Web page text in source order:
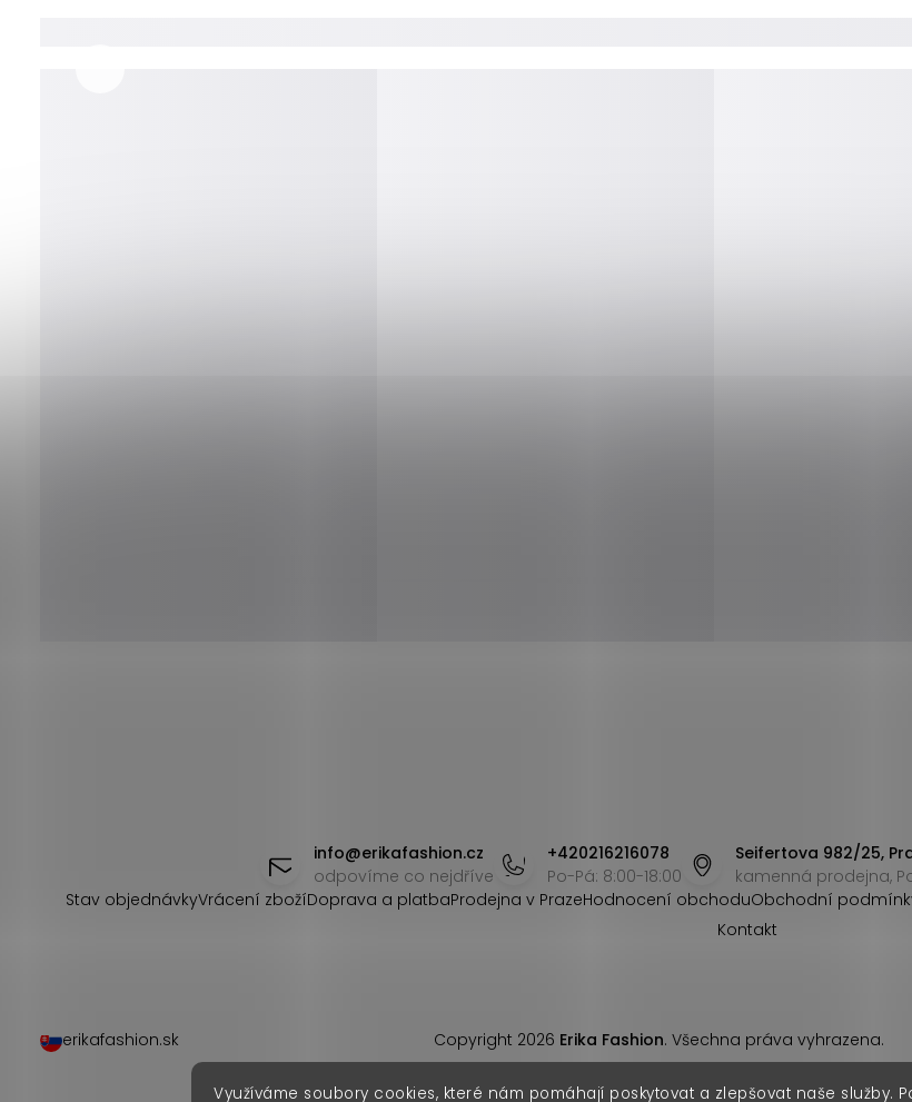
Využíváme soubory cookies, které nám pomáhají poskytovat a zlepšovat naše služby.
info@erikafashion.cz
odpovíme co nejdříve
+420216216078
Po-Pá: 8:00-18:00
Seifertova 982/25,
kamenná prodejna,
Stav objednávkyVrácení zbožíDoprava a platbaProdejna v PrazeHodnocení obchoduObchodní
Kontakt
Copyright 2026 Erika Fashion. Všechna práva vyhrazena.
erikafashion.sk